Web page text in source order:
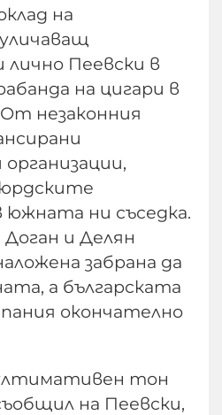
на
лично Пеевски в
на цигари в
незаконния
ни съседка.
Доган и Делян
забрана да
а българската
окончателно
тон
на Пеевски,